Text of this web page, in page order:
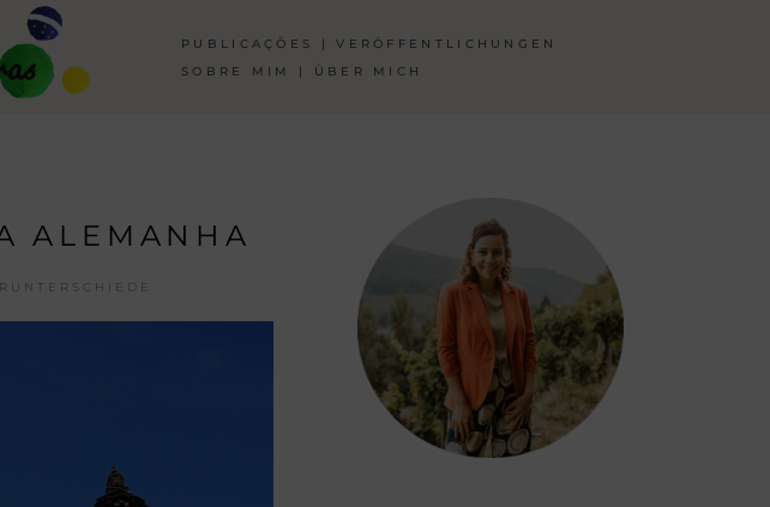
PUBLICAÇÕES | VERÖFFENTLICHUNGEN
SOBRE MIM | ÜBER MICH
ALEMANHA